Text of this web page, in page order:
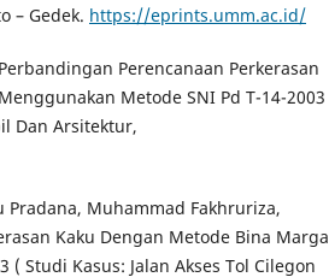
– Gedek. https://eprints.umm.ac.id/
Perencanaan Perkerasan
Metode SNI Pd T-14-2003
Dan Arsitektur,
Muhammad Fakhruriza,
Kaku Dengan Metode Bina Marga
( Studi Kasus: Jalan Akses Tol Cilegon